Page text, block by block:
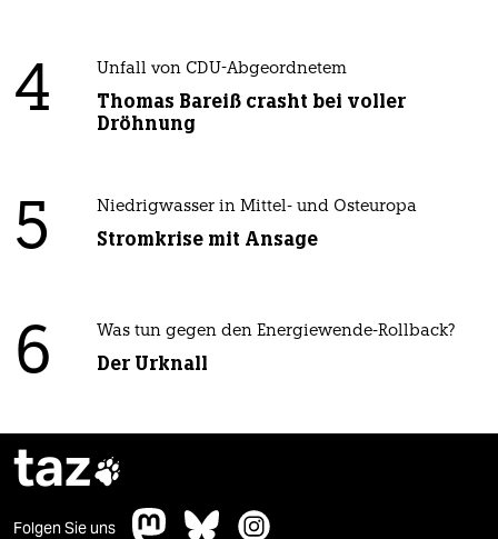
4 Unfall von CDU-Abgeordnetem
Thomas Bareiß crasht bei voller
Dröhnung
5 Niedrigwasser in Mittel- und Osteuropa
Stromkrise mit Ansage
6 Was tun gegen den Energiewende-Rollback?
Der Urknall
taz
Folgen Sie uns